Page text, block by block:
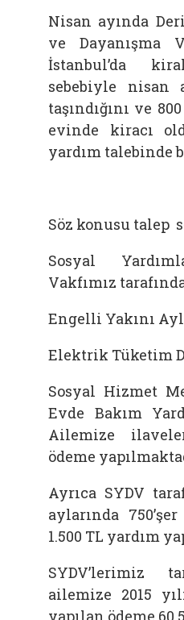
Nisan ayında
ve Dayanışma
İstanbul’da
sebebiyle nisan
taşındığını ve
evinde kiracı
yardım talebinde
Söz konusu talep
Sosyal
Vakfımız
Engelli Yakını
Elektrik Tüketim
Sosyal Hizmet
Evde Bakım
Ailemize
ödeme
Ayrıca SYDV
aylarında
1.500 TL yardım
SYDV’lerimiz
ailemize 2015
yapılan ödeme